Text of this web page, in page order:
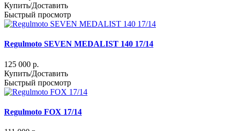
Купить/Доставить
Быстрый просмотр
Regulmoto SEVEN MEDALIST 140 17/14
125 000 р.
Купить/Доставить
Быстрый просмотр
Regulmoto FOX 17/14